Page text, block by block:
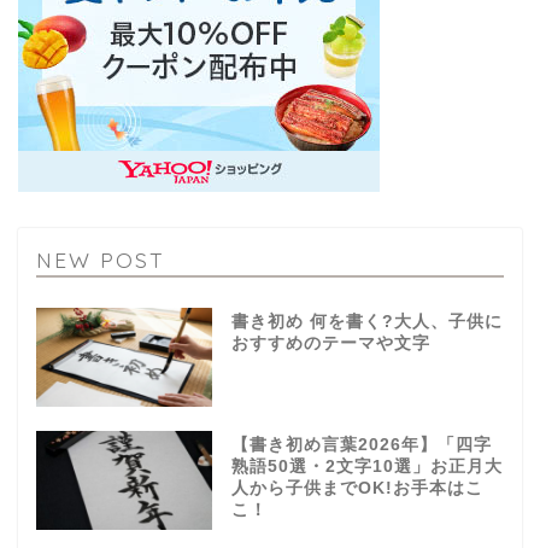
NEW POST
書き初め 何を書く?大人、子供に
おすすめのテーマや文字
【書き初め言葉2026年】「四字
熟語50選・2文字10選」お正月大
人から子供までOK!お手本はこ
こ！